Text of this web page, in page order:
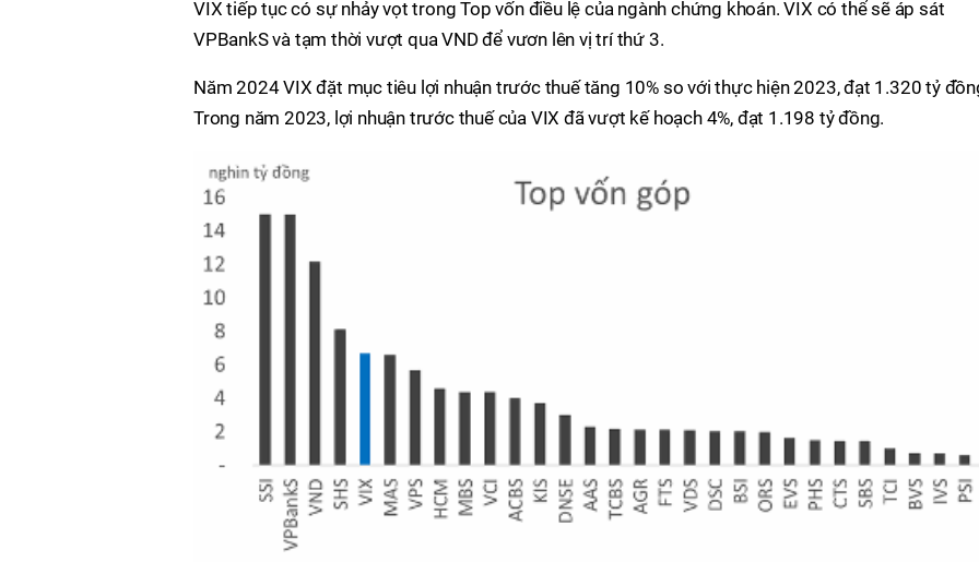
VIX tiếp tục có sự nhảy vọt trong Top vốn điều lệ của ngành chứng khoán. VIX có thể sẽ áp sát
VPBankS và tạm thời vượt qua VND để vươn lên vị trí thứ 3.
Năm 2024 VIX đặt mục tiêu lợi nhuận trước thuế tăng 10% so với thực hiện 2023, đạt 1.320 tỷ
Trong năm 2023, lợi nhuận trước thuế của VIX đã vượt kế hoạch 4%, đạt 1.198 tỷ đồng.